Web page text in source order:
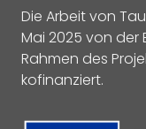
Die Arbeit von
Mai 2025 von der
Rahmen des
kofinanziert.